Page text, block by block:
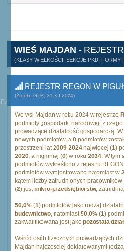
WIEŚ MAJDAN -
(KLASY WIELKOŚCI, SEKCJE PKD, FORMY
REJESTR REGON W
(Źródło: GUS, 31.XII.2024)
We wsi Majdan w roku 2024 w rejestrze
podmioty gospodarki narodowej, z czego
prowadzące działalność gospodarczą.
nowych podmiotów, a 0 podmiotów
przestrzeni lat2009-2024 najwięcej (1)
2020, a najmniej (0) w roku 2024. W tym
podmiotów wykreślono z rejestru
podmiotów wyrejestrowano natomiast w
kątem liczby zatrudnionych
(2) jestmikro-przedsiębiorstw,
50,0% (1) podmiotów jako rodzaj
budownictwo, natomiast50,0% (1)
zakwalifikowana jest jako pozostała
Wśród osób fizycznych prowadzących
Majdan najczęściej deklarowanymi